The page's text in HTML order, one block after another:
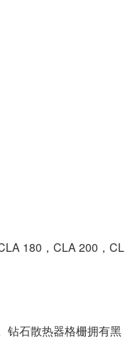
180，CLA 200，CL
钻石散热器格栅拥有黑